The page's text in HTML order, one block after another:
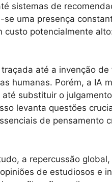
sistemas de
uma presença
custo potencialmente
até a invenção de
humanas. Porém, a IA
substituir o
levanta questões
de pensamento
a repercussão global,
de estudiosos e